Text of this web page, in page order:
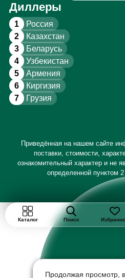
Диллеры
1 Россия
2 Казахстан
3 Беларусь
4 Узбекистан
5 Армения
6 Киргизия
7 Грузия
Приведённая на нашем сайте
поставки, стоимости,
ознакомительный характер и не
определенной пунктом
Каталог Поиск
Продолжая просмотр,